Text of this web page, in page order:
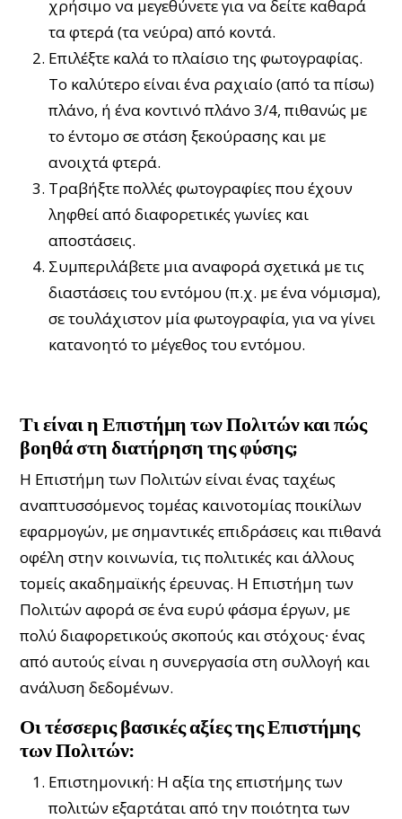
χρήσιμο να μεγεθύνετε για να δείτε καθαρά
τα φτερά (τα νεύρα) από κοντά.
Επιλέξτε καλά το πλαίσιο της φωτογραφίας.
Το καλύτερο είναι ένα ραχιαίο (από τα πίσω)
πλάνο, ή ένα κοντινό πλάνο 3/4, πιθανώς με
το έντομο σε στάση ξεκούρασης και με
ανοιχτά φτερά.
Τραβήξτε πολλές φωτογραφίες που έχουν
ληφθεί από διαφορετικές γωνίες και
αποστάσεις.
Συμπεριλάβετε μια αναφορά σχετικά με τις
διαστάσεις του εντόμου (π.χ. με ένα νόμισμα),
σε τουλάχιστον μία φωτογραφία, για να γίνει
κατανοητό το μέγεθος του εντόμου.
Τι είναι η Επιστήμη των Πολιτών και πώς
βοηθά στη διατήρηση της φύσης;
Η Επιστήμη των Πολιτών είναι ένας ταχέως
αναπτυσσόμενος τομέας καινοτομίας ποικίλων
εφαρμογών, με σημαντικές επιδράσεις και πιθανά
οφέλη στην κοινωνία, τις πολιτικές και άλλους
τομείς ακαδημαϊκής έρευνας. Η Επιστήμη των
Πολιτών αφορά σε ένα ευρύ φάσμα έργων, με
πολύ διαφορετικούς σκοπούς και στόχους∙ ένας
από αυτούς είναι η συνεργασία στη συλλογή και
ανάλυση δεδομένων.
Οι τέσσερις βασικές αξίες της Επιστήμης
των Πολιτών:
Επιστημονική: Η αξία της επιστήμης των
πολιτών εξαρτάται από την ποιότητα των